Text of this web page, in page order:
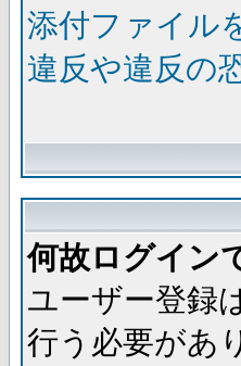
添付ファイル
違反や違反の
何故ログイン
ユーザー登録
行う必要があ